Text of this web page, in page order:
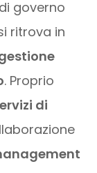
governo
ritrova in
. Proprio
di